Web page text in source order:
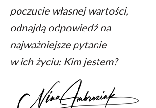
poczucie własnej wartości,
odnajdą odpowiedź na
najważniejsze pytanie
w ich życiu: Kim jestem?